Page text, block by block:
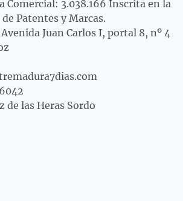
Comercial: 3.038.166 Inscrita en la
Patentes y Marcas.
Juan Carlos I, portal 8, nº 4
de las Heras Sordo